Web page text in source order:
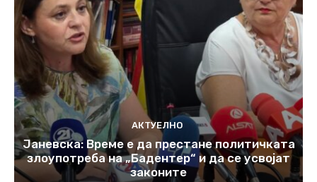
АКТУЕЛНО
Јаневска: Време е да престане политичката
злоупотреба на „Бадентер“ и да се усвојат
законите